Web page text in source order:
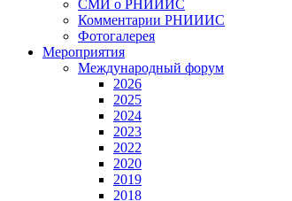
СМИ о РНИИИС
Комментарии РНИИИС
Фотогалерея
Мероприятия
Международный форум
2026
2025
2024
2023
2022
2020
2019
2018